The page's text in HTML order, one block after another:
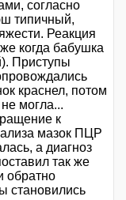
согласно
типичный,
Реакция
когда бабушка
Приступы
краснел, потом
могла...
к
мазок ПЦР
а диагноз
так же
обратно
становились